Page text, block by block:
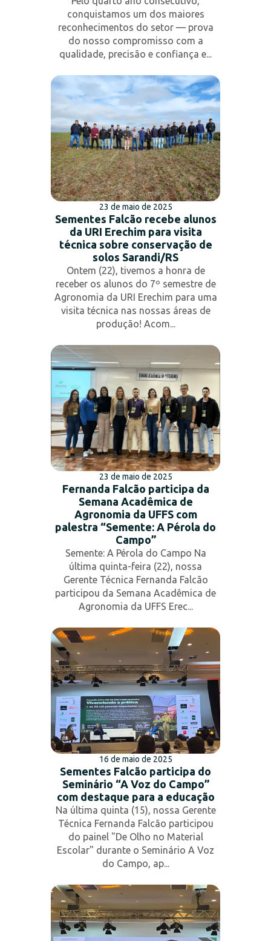
conquistamos um dos maiores
reconhecimentos do setor — prova
do nosso compromisso com a
qualidade, precisão e confiança e...
23 de maio de 2025
Sementes Falcão recebe alunos
da URI Erechim para visita
técnica sobre conservação de
solos Sarandi/RS
Ontem (22), tivemos a honra de
receber os alunos do 7º semestre de
Agronomia da URI Erechim para uma
visita técnica nas nossas áreas de
produção! Acom...
23 de maio de 2025
Fernanda Falcão participa da
Semana Acadêmica de
Agronomia da UFFS com
palestra “Semente: A Pérola do
Campo”
Semente: A Pérola do Campo Na
última quinta-feira (22), nossa
Gerente Técnica Fernanda Falcão
participou da Semana Acadêmica de
Agronomia da UFFS Erec...
16 de maio de 2025
Sementes Falcão participa do
Seminário “A Voz do Campo”
com destaque para a educação
Na última quinta (15), nossa Gerente
Técnica Fernanda Falcão participou
do painel "De Olho no Material
Escolar" durante o Seminário A Voz
do Campo, ap...